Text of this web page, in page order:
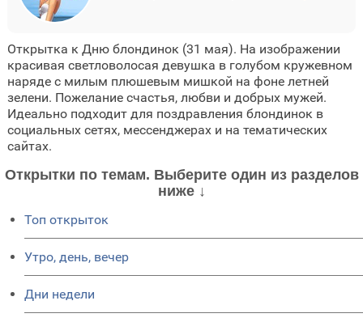
Открытка к Дню блондинок (31 мая). На изображении
красивая светловолосая девушка в голубом кружевном
наряде с милым плюшевым мишкой на фоне летней
зелени. Пожелание счастья, любви и добрых мужей.
Идеально подходит для поздравления блондинок в
социальных сетях, мессенджерах и на тематических
сайтах.
Открытки по темам. Выберите один из разделов
ниже ↓
Топ открыток
Утро, день, вечер
Дни недели